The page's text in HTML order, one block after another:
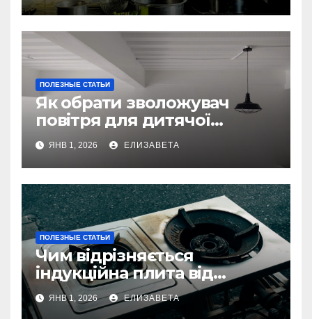
ПОЛЕЗНЫЕ СТАТЬИ
Як обрати зволожувач
повітря для дитячої
кімнати
ЯНВ 1, 2026 ЕЛИЗАВЕТА
ПОЛЕЗНЫЕ СТАТЬИ
Чим відрізняється
індукційна плита від
електричної: переваги та
недоліки
ЯНВ 1, 2026 ЕЛИЗАВЕТА